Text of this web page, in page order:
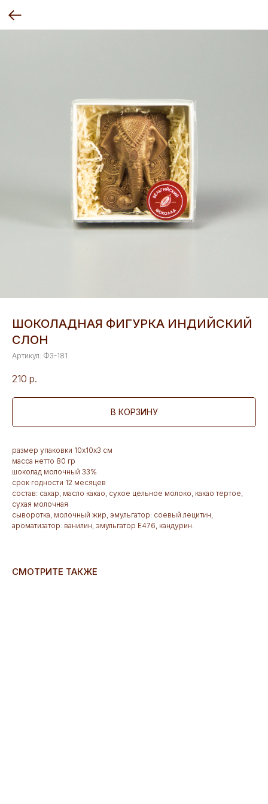
ШОКОЛАДНАЯ ФИГУРКА ИНДИЙСКИЙ
СЛОН
Артикул: Ф3-181
210 р.
В КОРЗИНУ
размер упаковки 10х10х3 см
масса нетто 80 гр
шоколад молочный 33%
срок годности 12 месяцев
состав: сахар, масло какао, сухое цельное молоко, какао тертое,
сухая молочная
сыворотка, молочный жир, эмульгатор: соевый лецитин,
ароматизатор: ванилин, эмульгатор Е476, кандурин.
СМОТРИТЕ ТАКЖЕ